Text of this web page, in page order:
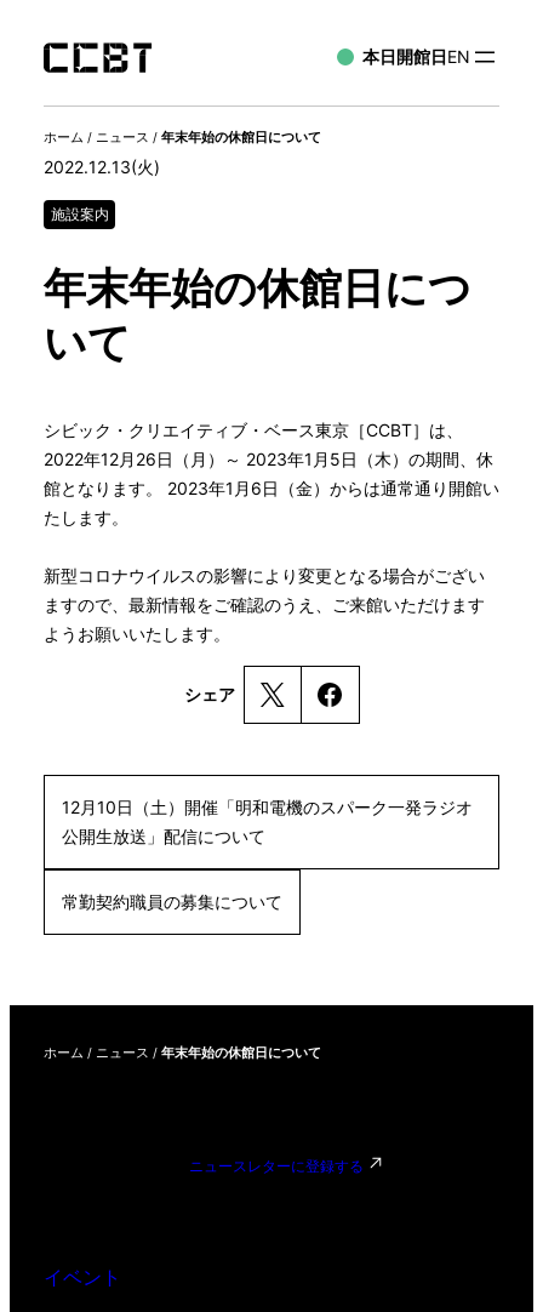
本日開館日EN
ホーム / ニュース / 年末年始の休館日について
2022.12.13(火)
施設案内
年末年始の休館日につ
いて
シビック・クリエイティブ・ベース東京［CCBT］は、
2022年12月26日（月）～ 2023年1月5日（木）の期間、休
館となります。 2023年1月6日（金）からは通常通り開館い
たします。
新型コロナウイルスの影響により変更となる場合がござい
ますので、最新情報をご確認のうえ、ご来館いただけます
ようお願いいたします。
シェア
12月10日（土）開催「明和電機のスパーク一発ラジオ
公開生放送」配信について
常勤契約職員の募集について
ホーム / ニュース / 年末年始の休館日について
ニュースレターに登録する
イベント